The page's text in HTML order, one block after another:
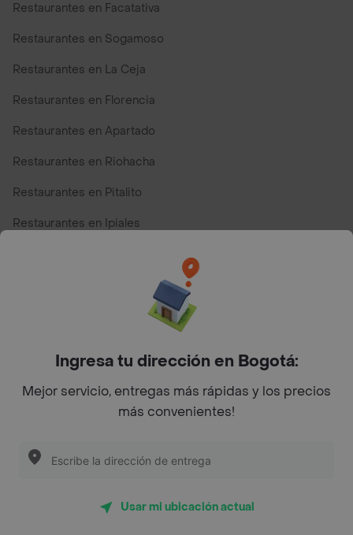
Restaurantes en Facatativa
Restaurantes en Sogamoso
Restaurantes en La Ceja
Restaurantes en Florencia
Restaurantes en Apartado
Restaurantes en Riohacha
Restaurantes en Pitalito
Restaurantes en Ipiales
Top Marcas y Cadenas de Restaurantes
Encuéntranos en estos países
App Store Google play
Restaurantes cerca de mi para pedir Comida a Domicilio -
Ingresa tu dirección en Bogotá:
Mejor servicio, entregas más rápidas y los precios
más convenientes!
Usar mi ubicación actual